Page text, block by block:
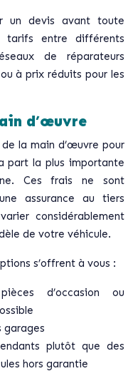
un devis avant toute
tarifs entre différents
de réparateurs
à prix réduits pour les
d’œuvre
la main d’œuvre pour
part la plus importante
Ces frais ne sont
assurance au tiers
considérablement
de votre véhicule.
s’offrent à vous :
d’occasion ou
garages
plutôt que des
hors garantie